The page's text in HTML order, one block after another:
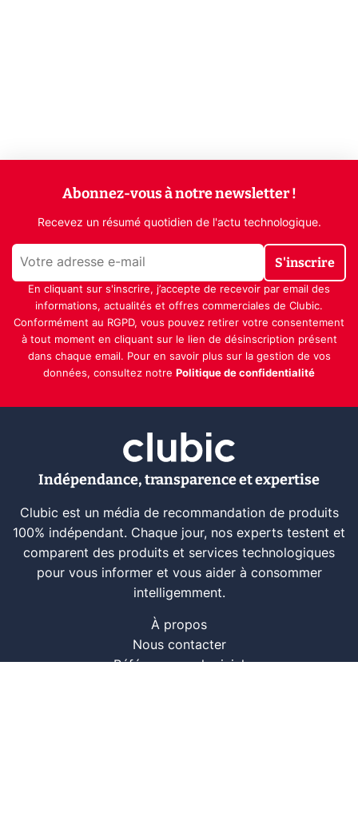
Abonnez-vous à notre newsletter !
Recevez un résumé quotidien de l'actu technologique.
S'inscrire
En cliquant sur s'inscrire, j’accepte de recevoir par email des
informations, actualités et offres commerciales de Clubic.
Conformément au RGPD, vous pouvez retirer votre consentement
à tout moment en cliquant sur le lien de désinscription présent
dans chaque email. Pour en savoir plus sur la gestion de vos
données, consultez notre Politique de confidentialité
Indépendance, transparence et expertise
Clubic est un média de recommandation de produits
100% indépendant. Chaque jour, nos experts testent et
comparent des produits et services technologiques
pour vous informer et vous aider à consommer
intelligemment.
À propos
Nous contacter
Référencer un logiciel